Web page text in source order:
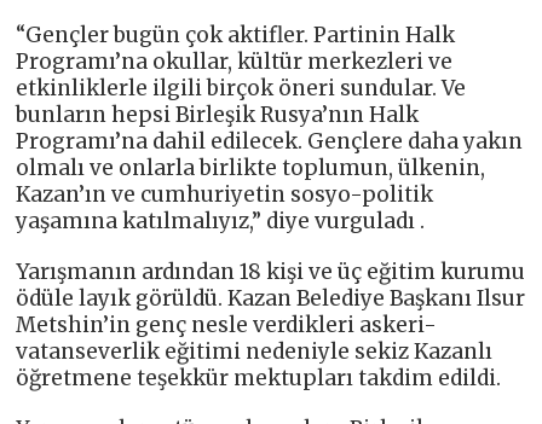
“Gençler bugün çok aktifler. Partinin Halk
Programı’na okullar, kültür merkezleri ve
etkinliklerle ilgili birçok öneri sundular. Ve
bunların hepsi Birleşik Rusya’nın Halk
Programı’na dahil edilecek. Gençlere daha yakın
olmalı ve onlarla birlikte toplumun, ülkenin,
Kazan’ın ve cumhuriyetin sosyo-politik
yaşamına katılmalıyız,” diye vurguladı .
Yarışmanın ardından 18 kişi ve üç eğitim kurumu
ödüle layık görüldü. Kazan Belediye Başkanı Ilsur
Metshin’in genç nesle verdikleri askeri-
vatanseverlik eğitimi nedeniyle sekiz Kazanlı
öğretmene teşekkür mektupları takdim edildi.